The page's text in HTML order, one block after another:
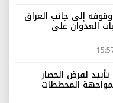
إلى جانب العراق
العدوان على
لفرض الحصار
المخططات